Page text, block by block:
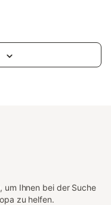
um Ihnen bei der Suche
zu helfen.